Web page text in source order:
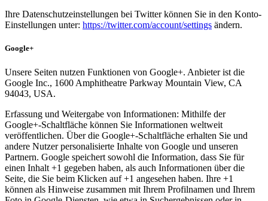
Ihre Datenschutzeinstellungen bei Twitter können Sie in den Konto-
Einstellungen unter: https://twitter.com/account/settings ändern.
Google+
Unsere Seiten nutzen Funktionen von Google+. Anbieter ist die
Google Inc., 1600 Amphitheatre Parkway Mountain View, CA
94043, USA.
Erfassung und Weitergabe von Informationen: Mithilfe der
Google+-Schaltfläche können Sie Informationen weltweit
veröffentlichen. Über die Google+-Schaltfläche erhalten Sie und
andere Nutzer personalisierte Inhalte von Google und unseren
Partnern. Google speichert sowohl die Information, dass Sie für
einen Inhalt +1 gegeben haben, als auch Informationen über die
Seite, die Sie beim Klicken auf +1 angesehen haben. Ihre +1
können als Hinweise zusammen mit Ihrem Profilnamen und Ihrem